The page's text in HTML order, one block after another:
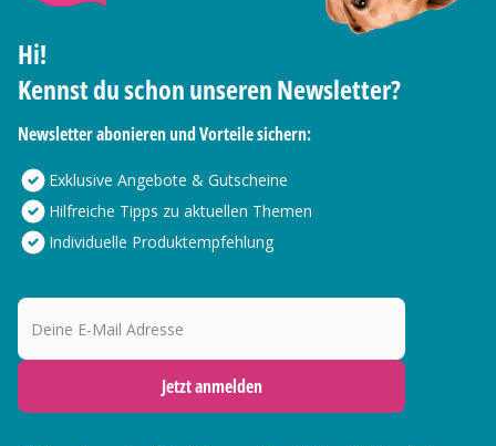
Hi!
Kennst du schon unseren Newsletter?
Newsletter abonieren und Vorteile sichern:
Exklusive Angebote & Gutscheine
Hilfreiche Tipps zu aktuellen Themen
Individuelle Produktempfehlung
Deine E-Mail Adresse
Jetzt anmelden